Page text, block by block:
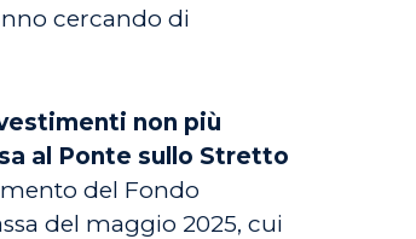
cercando di
non più
al Ponte sullo Stretto
del Fondo
del maggio 2025, cui